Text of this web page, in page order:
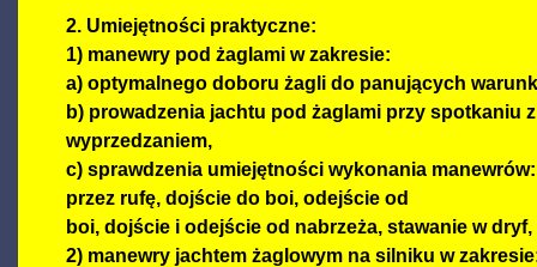
2. Umiejętności praktyczne:
1) manewry pod żaglami w zakresie:
a) optymalnego doboru żagli do panujących
b) prowadzenia jachtu pod żaglami przy spotkaniu
wyprzedzaniem,
c) sprawdzenia umiejętności wykonania
przez rufę, dojście do boi, odejście od
boi, dojście i odejście od nabrzeża, stawanie w
2) manewry jachtem żaglowym na silniku w